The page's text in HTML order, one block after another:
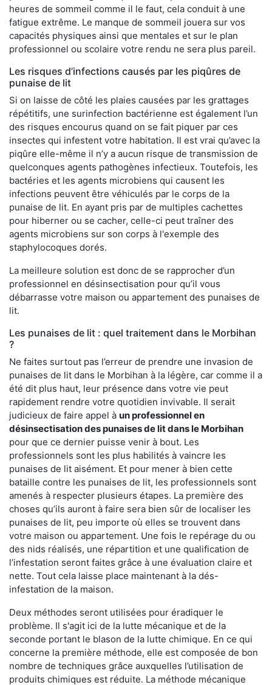
heures de sommeil comme il le faut, cela conduit à une
fatigue extrême. Le manque de sommeil jouera sur vos
capacités physiques ainsi que mentales et sur le plan
professionnel ou scolaire votre rendu ne sera plus pareil.
Les risques d’infections causés par les piqûres de
punaise de lit
Si on laisse de côté les plaies causées par les grattages
répétitifs, une surinfection bactérienne est également l’un
des risques encourus quand on se fait piquer par ces
insectes qui infestent votre habitation. Il est vrai qu’avec la
piqûre elle-même il n’y a aucun risque de transmission de
quelconques agents pathogènes infectieux. Toutefois, les
bactéries et les agents microbiens qui causent les
infections peuvent être véhiculés par le corps de la
punaise de lit. En ayant pris par de multiples cachettes
pour hiberner ou se cacher, celle-ci peut traîner des
agents microbiens sur son corps à l'exemple des
staphylocoques dorés.
La meilleure solution est donc de se rapprocher d’un
professionnel en désinsectisation pour qu’il vous
débarrasse votre maison ou appartement des punaises de
lit.
Les punaises de lit : quel traitement dans le Morbihan
?
Ne faites surtout pas l’erreur de prendre une invasion de
punaises de lit dans le Morbihan à la légère, car comme il a
été dit plus haut, leur présence dans votre vie peut
rapidement rendre votre quotidien invivable. Il serait
judicieux de faire appel à un professionnel en
désinsectisation des punaises de lit dans le Morbihan
pour que ce dernier puisse venir à bout. Les
professionnels sont les plus habilités à vaincre les
punaises de lit aisément. Et pour mener à bien cette
bataille contre les punaises de lit, les professionnels sont
amenés à respecter plusieurs étapes. La première des
choses qu’ils auront à faire sera bien sûr de localiser les
punaises de lit, peu importe où elles se trouvent dans
votre maison ou appartement. Une fois le repérage du ou
des nids réalisés, une répartition et une qualification de
l’infestation seront faites grâce à une évaluation claire et
nette. Tout cela laisse place maintenant à la dés-
infestation de la maison.
Deux méthodes seront utilisées pour éradiquer le
problème. Il s'agit ici de la lutte mécanique et de la
seconde portant le blason de la lutte chimique. En ce qui
concerne la première méthode, elle est composée de bon
nombre de techniques grâce auxquelles l’utilisation de
produits chimiques est réduite. La méthode mécanique